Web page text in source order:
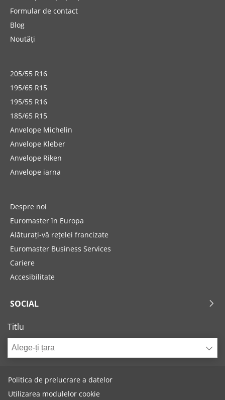
Formular de contact
Blog
Noutăți
205/55 R16
195/65 R15
195/55 R16
185/65 R15
Anvelope Michelin
Anvelope Kleber
Anvelope Riken
Anvelope iarna
Despre noi
Euromaster în Europa
Alăturați-vă rețelei francizate
Euromaster Business Services
Cariere
Accesibilitate
SOCIAL
Titlu
Alege-ți țara
Politica de prelucrare a datelor
Utilizarea modulelor cookie